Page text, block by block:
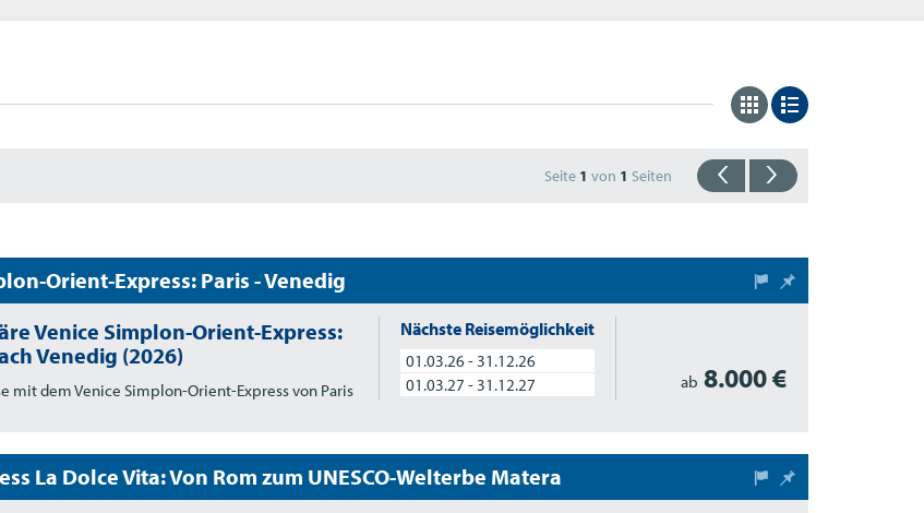
Seite 1 von 1 Seiten
Orient-Express: Paris - Venedig
Venice Simplon-Orient-Express:
Venedig (2026)
mit dem Venice Simplon-Orient-Express von Paris
ab 8.000 €
Nächste Reisemöglichkeit
01.03.26 - 31.12.26
01.03.27 - 31.12.27
La Dolce Vita: Von Rom zum UNESCO-Welterbe Matera